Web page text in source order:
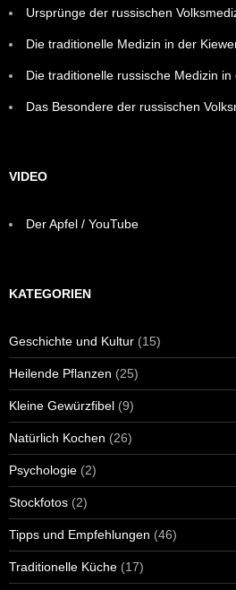
Ursprünge der russischen
Die traditionelle Medizin in der
Die traditionelle russische Medizin
Das Besondere der russischen
VIDEO
Der Apfel / YouTube
KATEGORIEN
Geschichte und Kultur (15)
Heilende Pflanzen (25)
Kleine Gewürzfibel (9)
Natürlich Kochen (26)
Psychologie (2)
Stockfotos (2)
Tipps und Empfehlungen (46)
Traditionelle Küche (17)